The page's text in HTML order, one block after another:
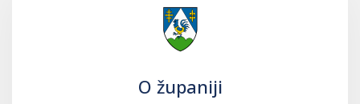
O županiji